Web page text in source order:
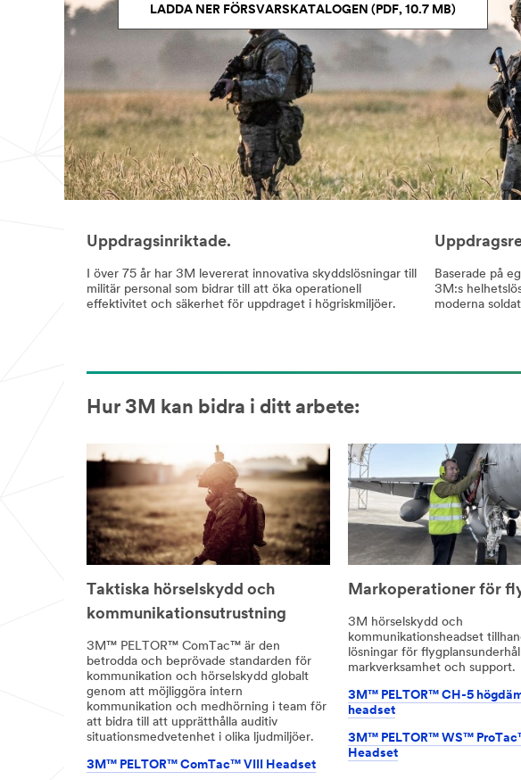
LADDA NER FÖRSVARSKATALOGEN (PDF, 10.7 MB)
Uppdragsinriktade.
I över 75 år har 3M levererat innovativa skyddslösningar till
militär personal som bidrar till att öka operationell
effektivitet och säkerhet för uppdraget i högriskmiljöer.
Baserade på
3M:s
moderna
Hur 3M kan bidra i ditt arbete:
Taktiska hörselskydd och
kommunikationsutrustning
3M™ PELTOR™ ComTac™ är den
betrodda och beprövade standarden för
kommunikation och hörselskydd globalt
genom att möjliggöra intern
kommunikation och medhörning i team för
att bidra till att upprätthålla auditiv
situationsmedvetenhet i olika ljudmiljöer.
3M™ PELTOR™ ComTac™ VIII Headset
Markoperationer för
3M hörselskydd och
kommunikationsheadset
lösningar för
markverksamhet och support.
3M™ PELTOR™ CH-5
headset
3M™ PELTOR™ WS™
Headset